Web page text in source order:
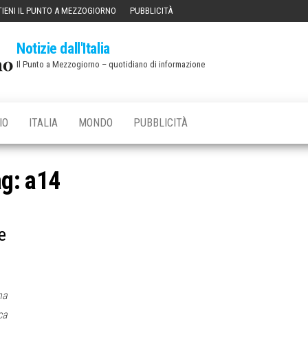
IL PUNTO A MEZZOGIORNO PUBBLICITÀ
Notizie dall'Italia
Il Punto a Mezzogiorno – quotidiano di informazione
ITALIA MONDO PUBBLICITÀ
a14